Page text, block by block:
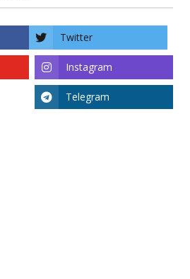
Twitter
Instagram
Telegram